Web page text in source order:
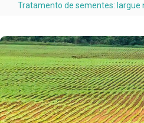
Tratamento de sementes: largue